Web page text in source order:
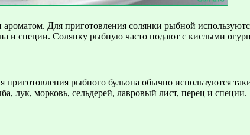
Для приготовления солянки рыбной
и специи. Солянку рыбную часто подают с кислыми
рыбного бульона обычно используются
лук, морковь, сельдерей, лавровый лист, перец и